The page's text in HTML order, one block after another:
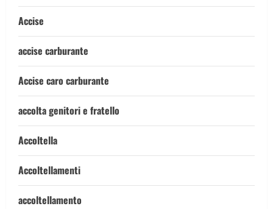
Accise
accise carburante
Accise caro carburante
accolta genitori e fratello
Accoltella
Accoltellamenti
accoltellamento